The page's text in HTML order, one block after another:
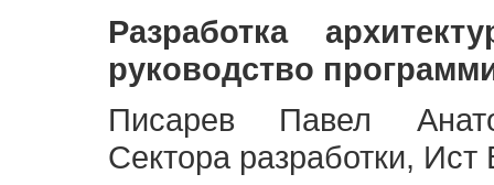
Разработка
руководство
Писарев Павел
Сектора разработки,